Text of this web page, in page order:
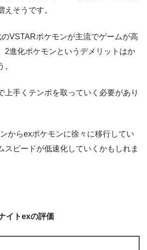
えそうです。
VSTARポケモンが主流でゲームが高
2進化ポケモンというデメリットはか
上手くテンポを取っていく必要があり
からexポケモンに徐々に移行してい
スピードが低速化していくかもしれま
イトexの評価